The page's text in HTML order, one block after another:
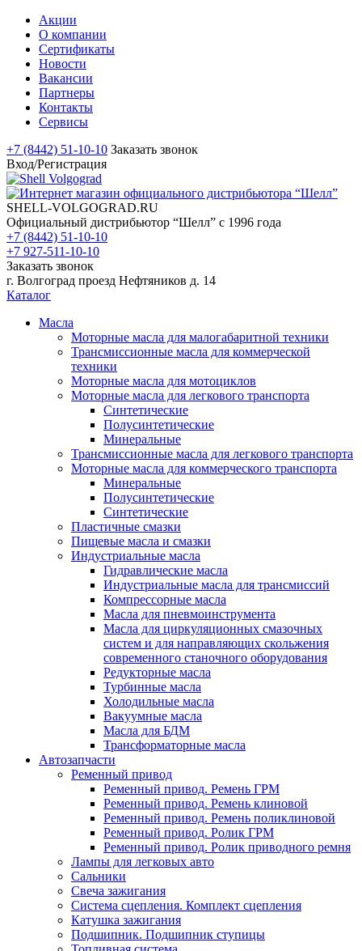
Акции
О компании
Сертификаты
Новости
Вакансии
Партнеры
Контакты
Сервисы
+7 (8442) 51-10-10 Заказать звонок
Вход/Регистрация
SHELL-VOLGOGRAD.RU
Официальный дистрибьютор “Шелл” с 1996 года
+7 (8442) 51-10-10
+7 927-511-10-10
Заказать звонок
г. Волгоград проезд Нефтяников д. 14
Каталог
Масла
Моторные масла для малогабаритной техники
Трансмиссионные масла для коммерческой
техники
Моторные масла для мотоциклов
Моторные масла для легкового транспорта
Синтетические
Полусинтетические
Минеральные
Трансмиссионные масла для легкового транспорта
Моторные масла для коммерческого транспорта
Минеральные
Полусинтетические
Синтетические
Пластичные смазки
Пищевые масла и смазки
Индустриальные масла
Гидравлические масла
Индустриальные масла для трансмиссий
Компрессорные масла
Масла для пневмоинструмента
Масла для циркуляционных смазочных
систем и для направляющих скольжения
современного станочного оборудования
Редукторные масла
Турбинные масла
Холодильные масла
Вакуумные масла
Масла для БДМ
Трансформаторные масла
Автозапчасти
Ременный привод
Ременный привод. Ремень ГРМ
Ременный привод. Ремень клиновой
Ременный привод. Ремень поликлиновой
Ременный привод. Ролик ГРМ
Ременный привод. Ролик приводного ремня
Лампы для легковых авто
Сальники
Свеча зажигания
Система сцепления. Комплект сцепления
Катушка зажигания
Подшипник. Подшипник ступицы